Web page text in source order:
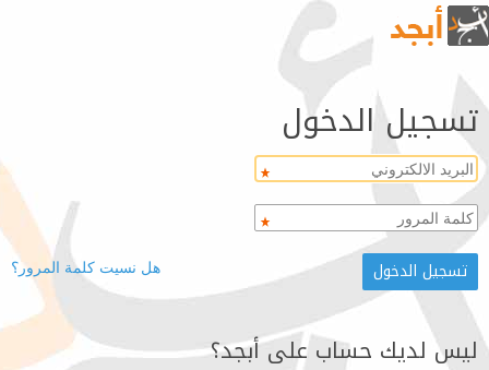
تسجيل الدخول
هل نسيت كلمة المرور؟
ليس لديك حساب على أبجد؟